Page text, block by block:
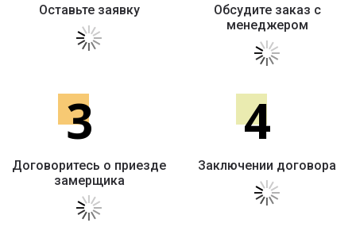
Оставьте заявку
Обсудите заказ с
менеджером
3
Договоритесь о приезде
замерщика
4
Заключении договора